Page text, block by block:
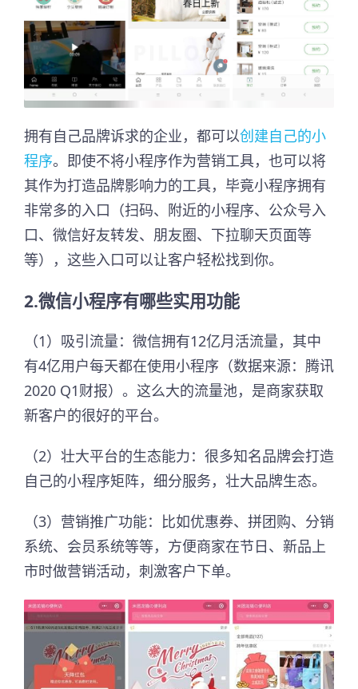
拥有自己品牌诉求的企业，都可以创建自己的小
程序。即使不将小程序作为营销工具，也可以将
其作为打造品牌影响力的工具，毕竟小程序拥有
非常多的入口（扫码、附近的小程序、公众号入
口、微信好友转发、朋友圈、下拉聊天页面等
等），这些入口可以让客户轻松找到你。
2.微信小程序有哪些实用功能
（1）吸引流量：微信拥有12亿月活流量，其中
有4亿用户每天都在使用小程序（数据来源：腾讯
2020 Q1财报）。这么大的流量池，是商家获取
新客户的很好的平台。
（2）壮大平台的生态能力：很多知名品牌会打造
自己的小程序矩阵，细分服务，壮大品牌生态。
（3）营销推广功能：比如优惠券、拼团购、分销
系统、会员系统等等，方便商家在节日、新品上
市时做营销活动，刺激客户下单。